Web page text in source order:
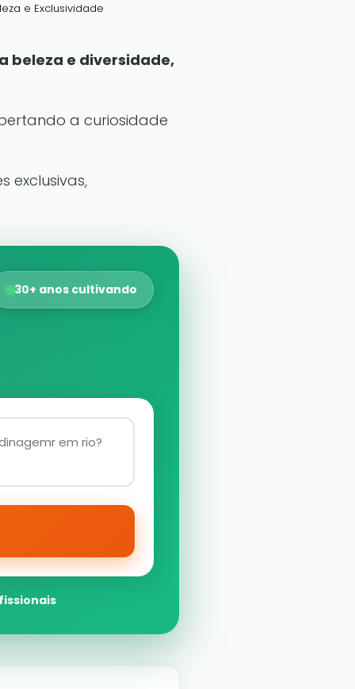
e Exclusividade
beleza e diversidade,
a curiosidade
exclusivas,
30+ anos cultivando